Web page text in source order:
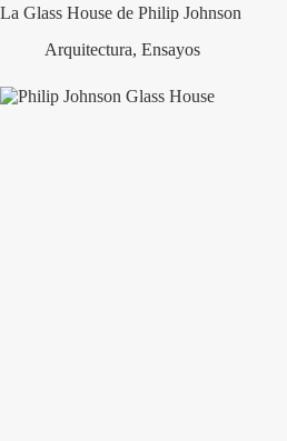
La Glass House de Philip Johnson
Arquitectura, Ensayos